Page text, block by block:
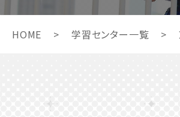
HOME > 学習センター一覧 >